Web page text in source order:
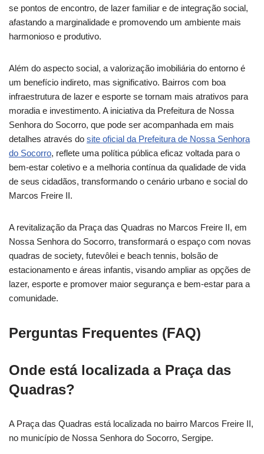
se pontos de encontro, de lazer familiar e de integração social,
afastando a marginalidade e promovendo um ambiente mais
harmonioso e produtivo.
Além do aspecto social, a valorização imobiliária do entorno é
um benefício indireto, mas significativo. Bairros com boa
infraestrutura de lazer e esporte se tornam mais atrativos para
moradia e investimento. A iniciativa da Prefeitura de Nossa
Senhora do Socorro, que pode ser acompanhada em mais
detalhes através do site oficial da Prefeitura de Nossa Senhora
do Socorro, reflete uma política pública eficaz voltada para o
bem-estar coletivo e a melhoria contínua da qualidade de vida
de seus cidadãos, transformando o cenário urbano e social do
Marcos Freire II.
A revitalização da Praça das Quadras no Marcos Freire II, em
Nossa Senhora do Socorro, transformará o espaço com novas
quadras de society, futevôlei e beach tennis, bolsão de
estacionamento e áreas infantis, visando ampliar as opções de
lazer, esporte e promover maior segurança e bem-estar para a
comunidade.
Perguntas Frequentes (FAQ)
Onde está localizada a Praça das
Quadras?
A Praça das Quadras está localizada no bairro Marcos Freire II,
no município de Nossa Senhora do Socorro, Sergipe.